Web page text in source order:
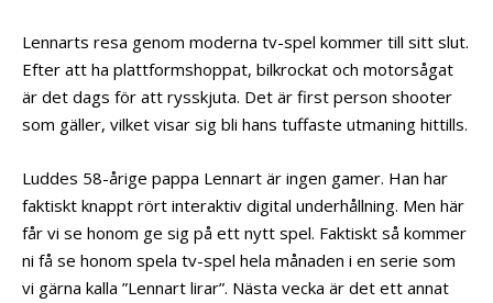
Lennarts resa genom moderna tv-spel kommer till sitt slut.
Efter att ha plattformshoppat, bilkrockat och motorsågat
är det dags för att rysskjuta. Det är first person shooter
som gäller, vilket visar sig bli hans tuffaste utmaning hittills.
Luddes 58-årige pappa Lennart är ingen gamer. Han har
faktiskt knappt rört interaktiv digital underhållning. Men här
får vi se honom ge sig på ett nytt spel. Faktiskt så kommer
ni få se honom spela tv-spel hela månaden i en serie som
vi gärna kalla ”Lennart lirar”. Nästa vecka är det ett annat